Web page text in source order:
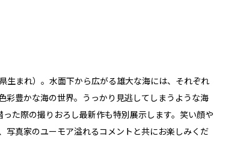
生まれ）。水面下から広がる雄大な海には、それぞれ
彩豊かな海の世界。うっかり見逃してしまうような海
た際の撮りおろし最新作も特別展示します。笑い顔や
写真家のユーモア溢れるコメントと共にお楽しみくだ